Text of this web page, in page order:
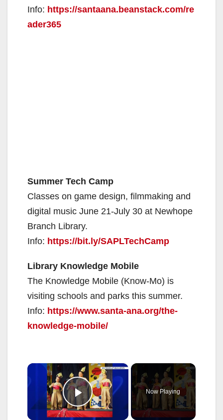
Info: https://santaana.beanstack.com/re
ader365
Summer Tech Camp
Classes on game design, filmmaking and
digital music June 21-July 30 at Newhope
Branch Library.
Info: https://bit.ly/SAPLTechCamp
Library Knowledge Mobile
The Knowledge Mobile (Know-Mo) is
visiting schools and parks this summer.
Info: https://www.santa-ana.org/the-
knowledge-mobile/
×
Play Video
Now Playing